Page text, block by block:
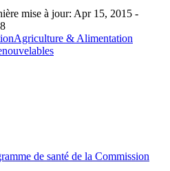
mise à jour: Apr 15, 2015 -
Agriculture & Alimentation
de santé de la Commission